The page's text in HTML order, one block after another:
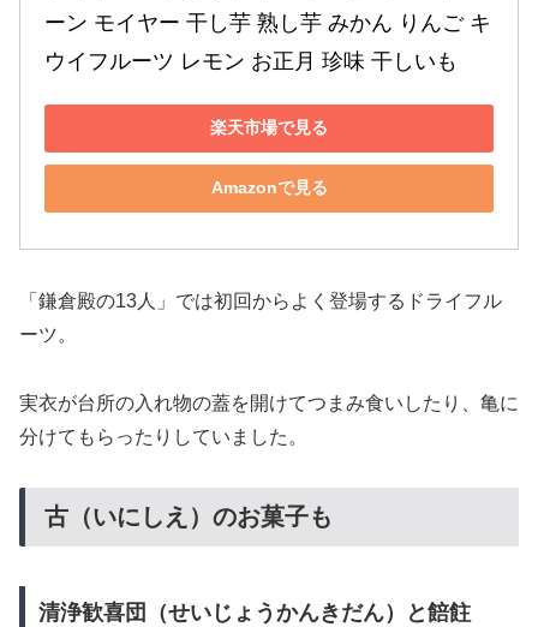
ーン モイヤー 干し芋 熟し芋 みかん りんご キ
ウイフルーツ レモン お正月 珍味 干しいも
楽天市場で見る
Amazonで見る
「鎌倉殿の13人」では初回からよく登場するドライフル
ーツ。
実衣が台所の入れ物の蓋を開けてつまみ食いしたり、亀に
分けてもらったりしていました。
古（いにしえ）のお菓子も
清浄歓喜団（せいじょうかんきだん）と餢飳